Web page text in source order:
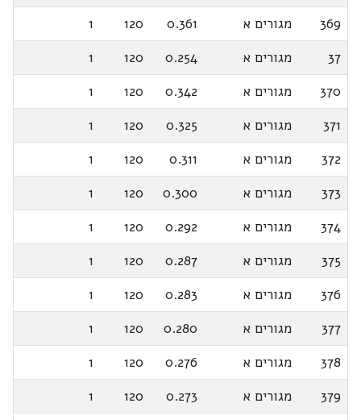
369
מגורים א 0.361
120
1
37
מגורים א 0.254
120
1
370
מגורים א 0.342
120
1
371
מגורים א 0.325
120
1
372
מגורים א 0.311
120
1
373
מגורים א 0.300
120
1
374
מגורים א 0.292
120
1
375
מגורים א 0.287
120
1
376
מגורים א 0.283
120
1
377
מגורים א 0.280
120
1
378
מגורים א 0.276
120
1
379
מגורים א 0.273
120
1